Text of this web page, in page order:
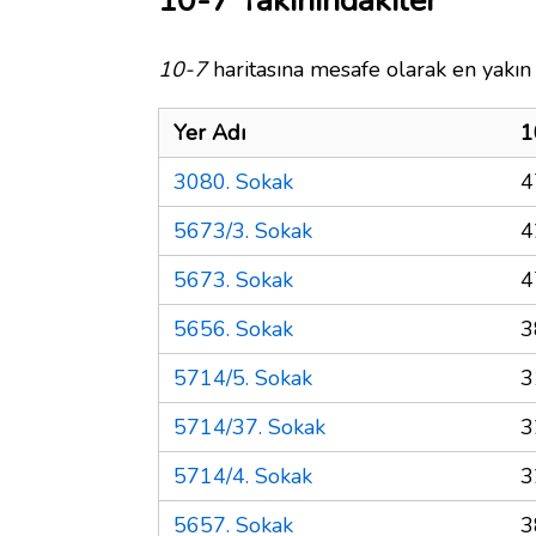
10-7haritasına mesafe olarak en
Yer Adı
3080. Sokak
5673/3. Sokak
5673. Sokak
5656. Sokak
5714/5. Sokak
5714/37. Sokak
5714/4. Sokak
5657. Sokak